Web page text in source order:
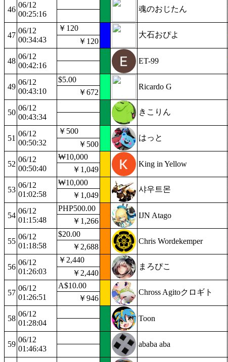
46
06/12
00:25:16
魂のおじたん
47
06/12
00:34:43
￥120
大石おぴよ
￥120
48
06/12
00:42:16
ET-99
49
06/12
00:43:10
$5.00
Ricardo G
￥672
50
06/12
00:43:34
きこりん
51
06/12
00:50:32
￥500
はっと
￥500
52
06/12
00:50:40
₩10,000
King in Yellow
￥1,049
53
06/12
01:02:58
₩10,000
샤우트몬
￥1,049
54
06/12
01:15:48
PHP500.00
IJN Atago
￥1,266
55
06/12
01:18:58
$20.00
Chris Wordekemper
￥2,688
56
06/12
01:26:03
￥2,440
まろぴこ
￥2,440
57
06/12
01:26:51
A$10.00
Chross Agitoクロギト
￥946
58
06/12
01:28:04
Toon
59
06/12
01:46:43
ababa aba